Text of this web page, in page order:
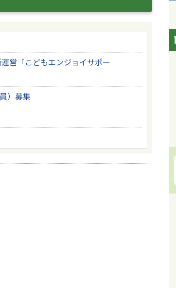
営「こどもエンジョイサポー
）募集